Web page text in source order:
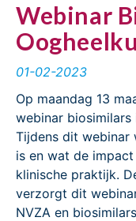
Webinar
01-02-2023
Op maandag 13
webinar biosimilars
Tijdens dit webinar
is en wat de
klinische praktijk.
verzorgt dit
NVZA en